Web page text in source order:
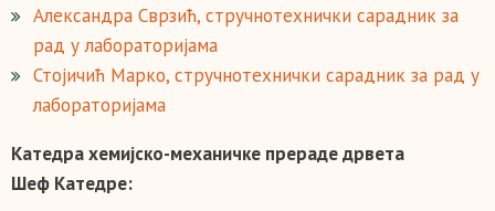
Александра Сврзић, стручнотехнички сарадник за
рад у лабораторијама
Стојичић Марко, стручнотехнички сарадник за рад у
лабораторијама
Катедра хемијско-механичке прераде дрвета
Шеф Катедре: